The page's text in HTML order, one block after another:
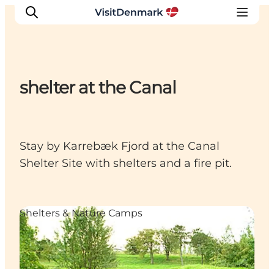
Quoi faire
Hébergements
shelter at the Canal
Stay by Karrebæk Fjord at the Canal
Shelter Site with shelters and a fire pit.
Shelters & Nature Camps